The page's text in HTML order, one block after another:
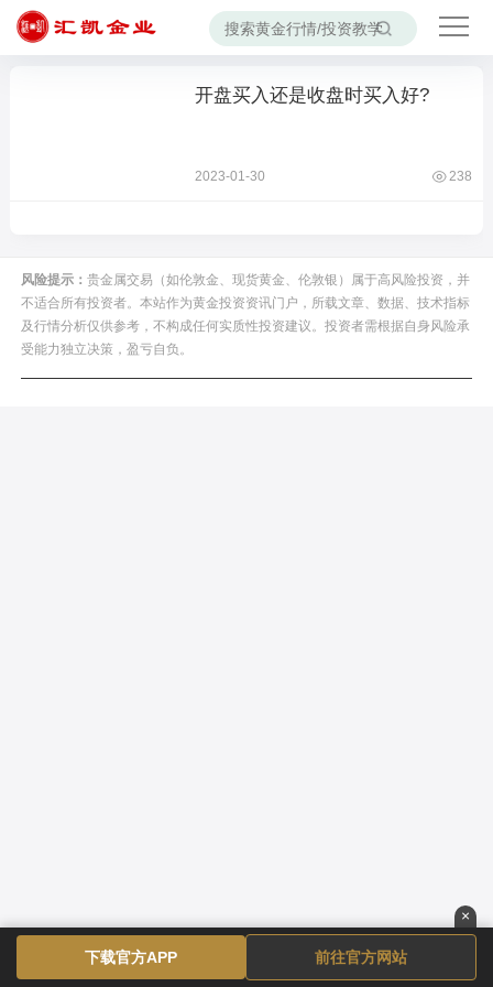
开盘买入还是收盘时买入好?
2023-01-30 238
风险提示： 贵金属交易（如伦敦金、现货黄金、伦敦银）属于高风险投资，并
不适合所有投资者。本站作为黄金投资资讯门户，所载文章、数据、技术指标
及行情分析仅供参考，不构成任何实质性投资建议。投资者需根据自身风险承
受能力独立决策，盈亏自负。
×
下载官方APP 前往官方网站